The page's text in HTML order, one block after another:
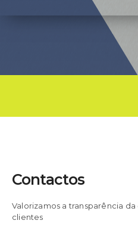
Contactos
Valorizamos a transparência
clientes